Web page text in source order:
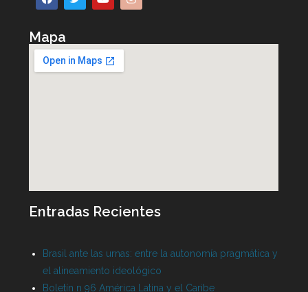
Mapa
Entradas Recientes
Brasil ante las urnas: entre la autonomía pragmática y
el alineamiento ideológico
Boletín n 96 América Latina y el Caribe